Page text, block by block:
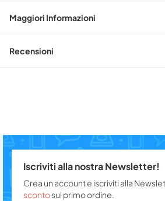
Maggiori Informazioni
Recensioni
Iscriviti alla nostra Newsletter!
Crea un account e iscriviti alla
scontosul primo ordine.